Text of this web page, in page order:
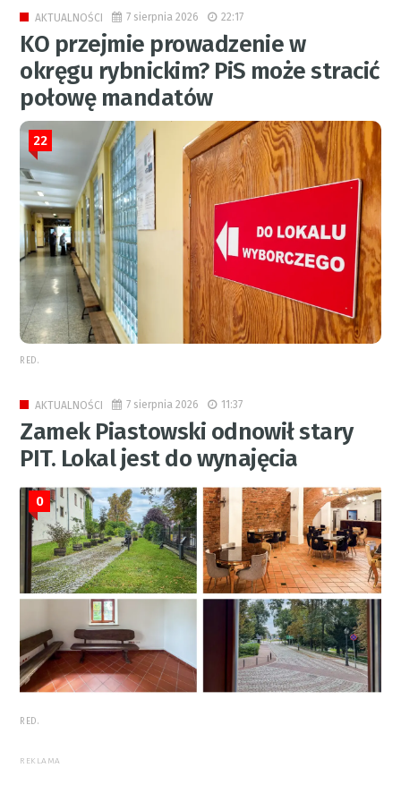
AKTUALNOŚCI 7 sierpnia 2026 22:17
KO przejmie prowadzenie w
okręgu rybnickim? PiS może stracić
połowę mandatów
22
RED.
AKTUALNOŚCI 7 sierpnia 2026 11:37
Zamek Piastowski odnowił stary
PIT. Lokal jest do wynajęcia
0
RED.
REKLAMA